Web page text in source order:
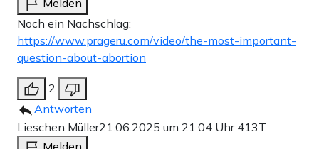
Noch ein Nachschlag:
https://www.prageru.com/video/the-most-important-
question-about-abortion
2
Antworten
Lieschen Müller21.06.2025 um 21:04 Uhr 413T
Melden